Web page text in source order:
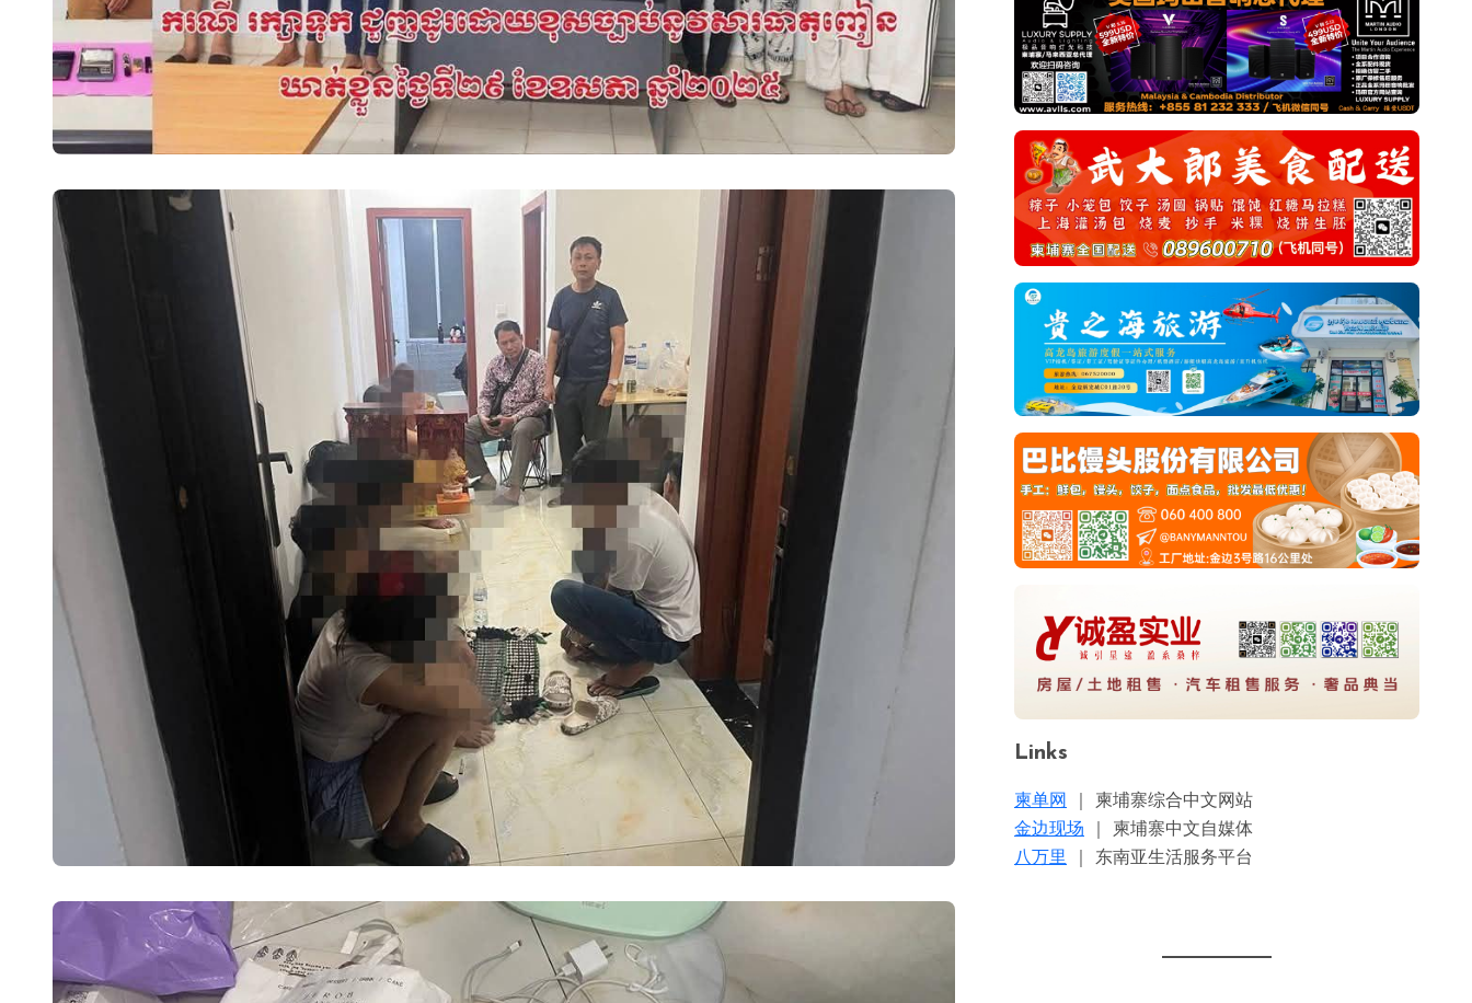
Links
柬单网
｜ 柬埔寨综合中文网站
金边现场 ｜ 柬埔寨中文自媒体
八万里
｜ 东南亚生活服务平台